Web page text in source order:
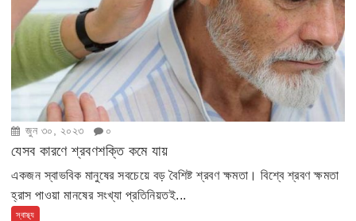
জুন ৩০, ২০২৩ ০
যেসব কারণে শ্রবণশক্তি কমে যায়
একজন স্বাভবিক মানুষের সবচেয়ে বড় বৈশিষ্ট শ্রবণ ক্ষমতা। বিশ্বে শ্রবণ ক্ষমতা
হ্রাস পাওয়া মানষের সংখ্যা প্রতিনিয়তই...
স্বাস্থ্য